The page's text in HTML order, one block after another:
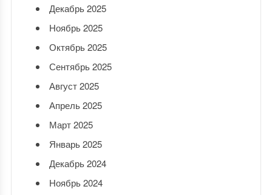
Декабрь 2025
Ноябрь 2025
Октябрь 2025
Сентябрь 2025
Август 2025
Апрель 2025
Март 2025
Январь 2025
Декабрь 2024
Ноябрь 2024